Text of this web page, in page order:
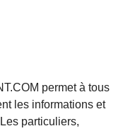
permet à tous
les informations et
particuliers,